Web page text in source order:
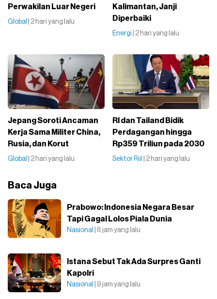
Perwakilan Luar Negeri
Global | 2 hari yang lalu
Kalimantan, Janji
Diperbaiki
Energi | 2 hari yang lalu
Jepang Soroti Ancaman
Kerja Sama Militer China,
Rusia, dan Korut
Global | 2 hari yang lalu
RI dan Tailand Bidik
Perdagangan hingga
Rp359 Triliun pada 2030
Sektor Riil | 2 hari yang lalu
Baca Juga
Prabowo: Indonesia Negara Besar
Tapi Gagal Lolos Piala Dunia
Nasional | 6 jam yang lalu
Istana Sebut Tak Ada Surpres Ganti
Kapolri
Nasional | 9 jam yang lalu